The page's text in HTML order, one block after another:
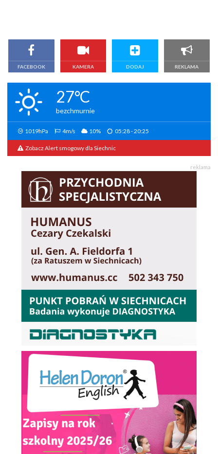
FACEBOOK KAMERA DODAJ REKLAMA
27°C
bezchmurnie
1019hPa 4m/s 10% 05:28 - 20:25
Zobacz Alert smogowy dla Siechnic
reklama